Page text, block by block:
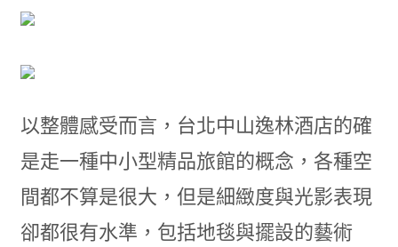
以整體感受而言，台北中山逸林酒店的確
是走一種中小型精品旅館的概念，各種空
間都不算是很大，但是細緻度與光影表現
卻都很有水準，包括地毯與擺設的藝術